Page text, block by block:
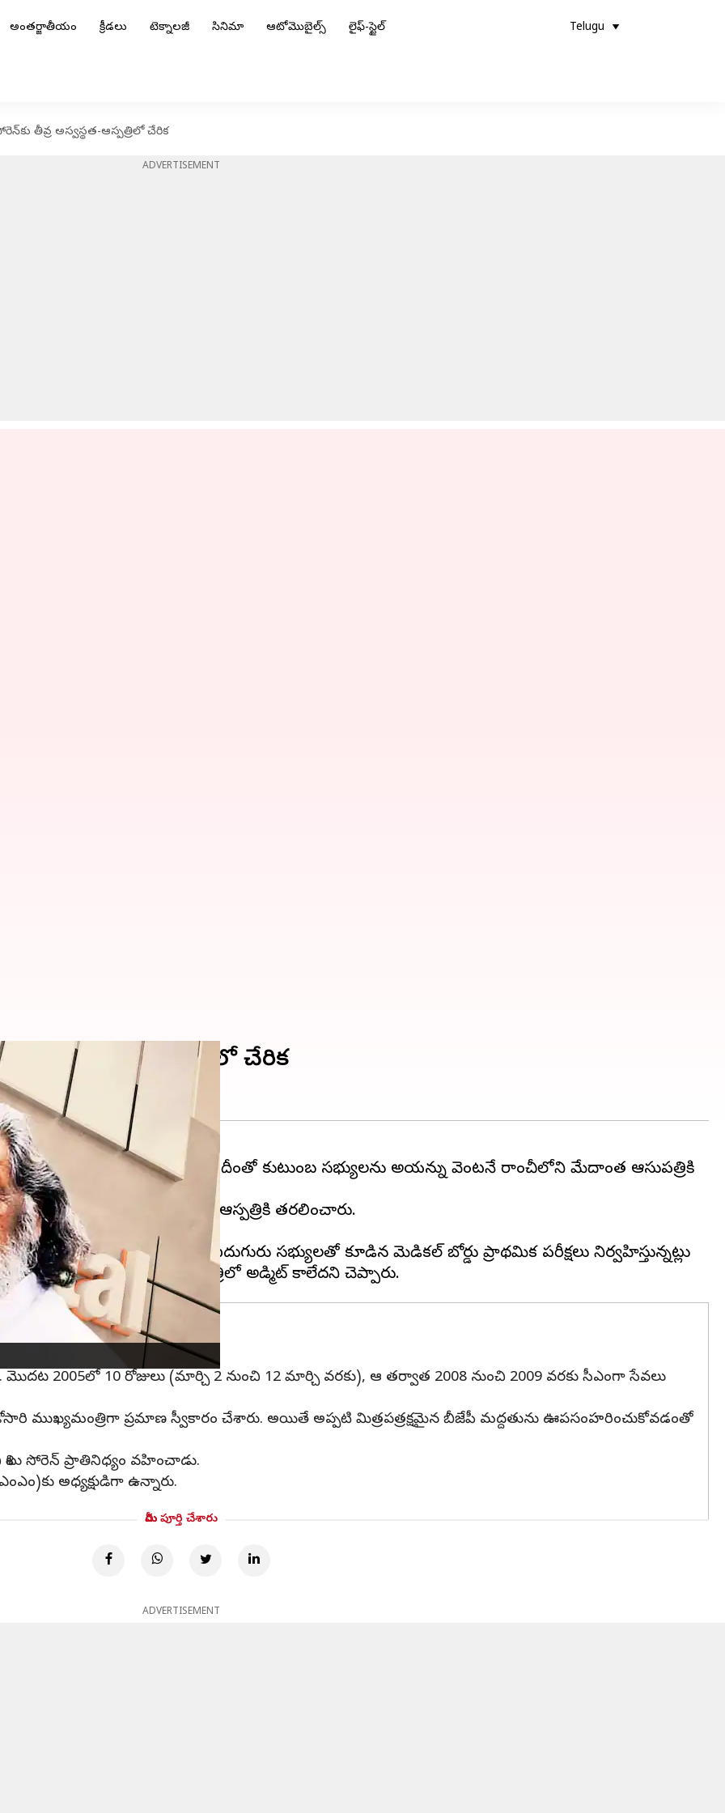
అంతర్జాతీయం క్రీడలు టెక్నాలజీ సినిమా ఆటోమొబైల్స్ లైఫ్-స్టైల్ Telugu
తీవ్ర అస్వస్థత-ఆస్పత్రిలో చేరిక
ADVERTISEMENT
తీవ్ర అస్వస్థత-ఆస్పత్రిలో చేరిక
తీవ్ర
కు గురయ్యారు. దీంతో కుటుంబ సభ్యులను అయన్ను వెంటనే రాంచీలోని మేదాంత ఆసుపత్రికి
మారడంతో కుటుంబ సభ్యులు ఆస్పత్రికి తరలించారు.
ఆసుపత్రి వర్గాలు తెలిపాయి. ఐదుగురు సభ్యులతో కూడిన మెడికల్ బోర్డు ప్రాథమిక పరీక్షలు నిర్వహిస్తున్నట్లు
మొదట 2005లో 10 రోజులు (మార్చి 2 నుంచి 12 మార్చి వరకు), ఆ తర్వాత 2008 నుంచి 2009 వరకు సీఎంగా సేవలు
ముఖ్యమంత్రిగా ప్రమాణ స్వీకారం చేశారు. అయితే అప్పటి మిత్రపత్రక్షమైన బీజేపీ మద్దతును ఊపసంహరించుకోవడంతో
సోరెన్ ప్రాతినిధ్యం వహించాడు.
అధ్యక్షుడిగా ఉన్నారు.
మీరు పూర్తి చేశారు
ADVERTISEMENT